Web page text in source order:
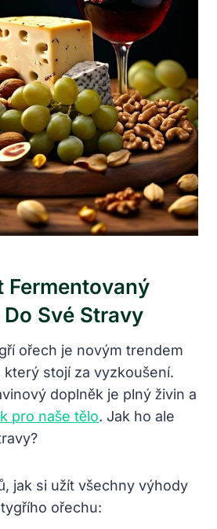
Fermentovaný
Své Stravy
ořech je novým trendem
stojí za vyzkoušení.
doplněk je plný živin a
pro naše tělo. Jak ho ale
jak si užít všechny výhody
ořechu: